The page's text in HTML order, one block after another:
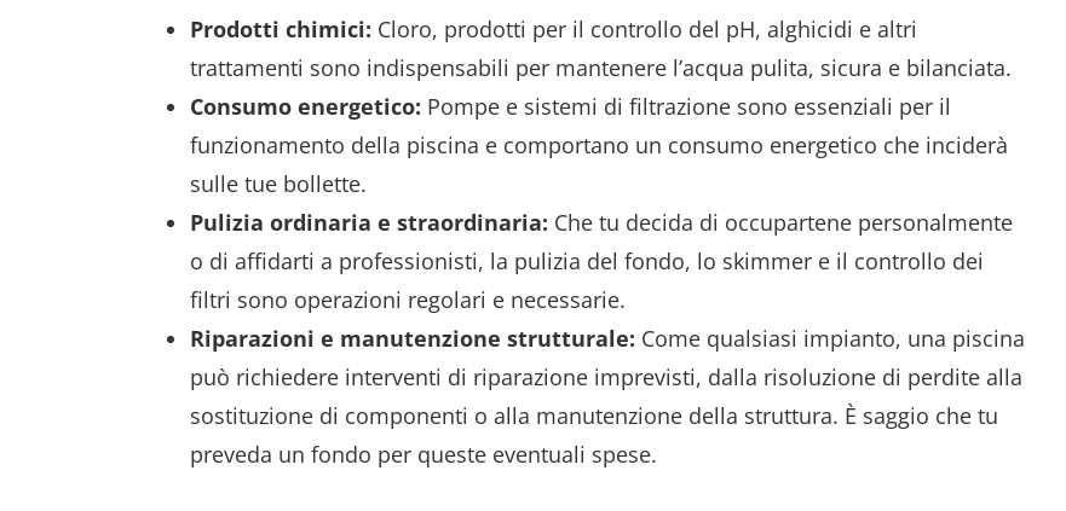
Prodotti chimici: Cloro, prodotti per il controllo del pH, alghicidi e altri
trattamenti sono indispensabili per mantenere l’acqua pulita, sicura e bilanciata.
Consumo energetico: Pompe e sistemi di filtrazione sono essenziali per il
funzionamento della piscina e comportano un consumo energetico che inciderà
sulle tue bollette.
Pulizia ordinaria e straordinaria: Che tu decida di occupartene personalmente
o di affidarti a professionisti, la pulizia del fondo, lo skimmer e il controllo dei
filtri sono operazioni regolari e necessarie.
Riparazioni e manutenzione strutturale: Come qualsiasi impianto, una piscina
può richiedere interventi di riparazione imprevisti, dalla risoluzione di perdite alla
sostituzione di componenti o alla manutenzione della struttura. È saggio che tu
preveda un fondo per queste eventuali spese.